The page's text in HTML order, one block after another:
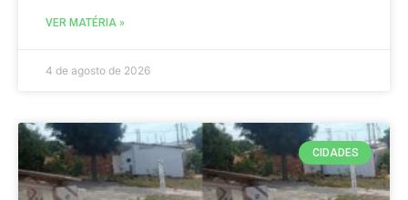
VER MATÉRIA »
4 de agosto de 2026
CIDADES